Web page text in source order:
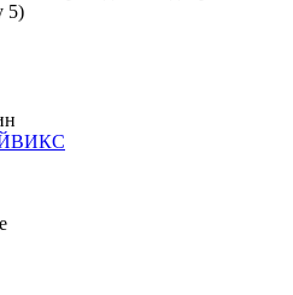
5)